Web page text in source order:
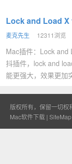
Lock and Load X
麦克先生 12311浏览
Mac插件：Lock and
抖插件，lock and
能更强大，效果更加
版权所有，保留一切权
Mac软件下载 | SiteMap